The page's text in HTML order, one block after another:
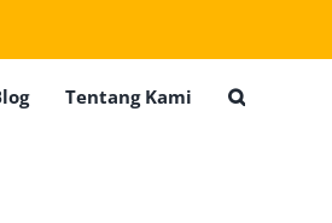
Tentang Kami